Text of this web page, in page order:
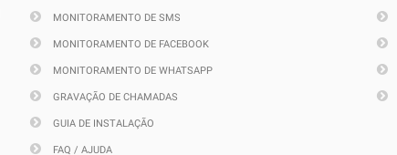
MONITORAMENTO DE SMS
MONITORAMENTO DE FACEBOOK
MONITORAMENTO DE WHATSAPP
GRAVAÇÃO DE CHAMADAS
GUIA DE INSTALAÇÃO
FAQ / AJUDA